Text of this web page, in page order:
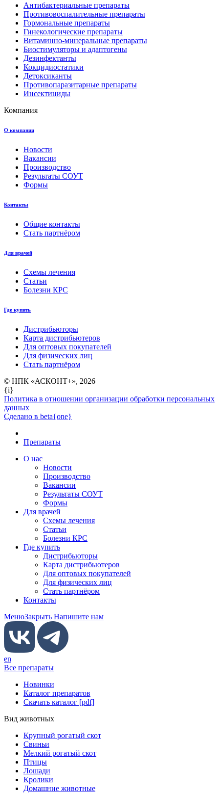
Антибактериальные препараты
Противовоспалительные препараты
Гормональные препараты
Гинекологические препараты
Витаминно-минеральные препараты
Биостимуляторы и адаптогены
Дезинфектанты
Кокцидиостатики
Детоксиканты
Противопаразитарные препараты
Инсектициды
Компания
О компании
Новости
Вакансии
Производство
Результаты СОУТ
Формы
Контакты
Общие контакты
Стать партнёром
Для врачей
Схемы лечения
Статьи
Болезни КРС
Где купить
Дистрибьюторы
Карта дистрибьютеров
Для оптовых покупателей
Для физических лиц
Стать партнёром
© НПК «АСКОНТ+», 2026
{i}
Политика в отношении организации обработки персональных
данных
Сделано в beta{one}
Препараты
О нас
Новости
Производство
Вакансии
Результаты СОУТ
Формы
Для врачей
Схемы лечения
Статьи
Болезни КРС
Где купить
Дистрибьюторы
Карта дистрибьютеров
Для оптовых покупателей
Для физических лиц
Стать партнёром
Контакты
МенюЗакрыть Напишите нам
en
Все препараты
Новинки
Каталог препаратов
Скачать каталог [pdf]
Вид животных
Крупный рогатый скот
Свиньи
Мелкий рогатый скот
Птицы
Лошади
Кролики
Домашние животные